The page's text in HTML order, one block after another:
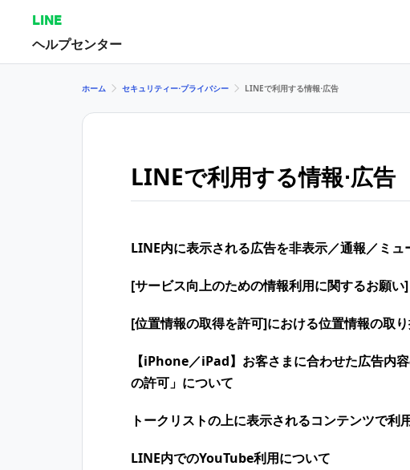
LINE
ヘルプセンター
ホーム セキュリティー⋅プライバシー LINEで利用する情報⋅広告
LINEで利用する情報⋅広告
LINE内に表示される広告を非表示／通報／ミュ
[サービス向上のための情報利用に関するお願い]
[位置情報の取得を許可]における位置情報の取
【iPhone／iPad】お客さまに合わせた広告内
の許可」について
トークリストの上に表示されるコンテンツで利
LINE内でのYouTube利用について